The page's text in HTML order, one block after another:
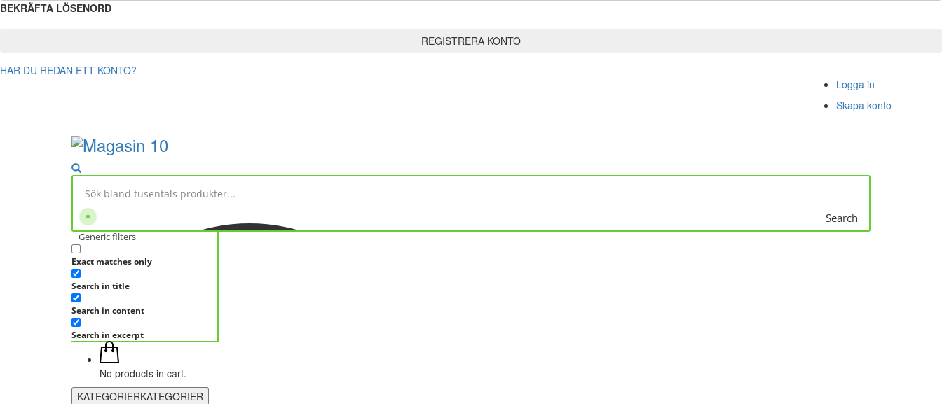
BEKRÄFTA LÖSENORD
HAR DU REDAN ETT KONTO?
Logga in
Skapa konto
Search
Generic filters
Exact matches only
Search in title
Search in content
Search in excerpt
No products in cart.
KATEGORIERKATEGORIER